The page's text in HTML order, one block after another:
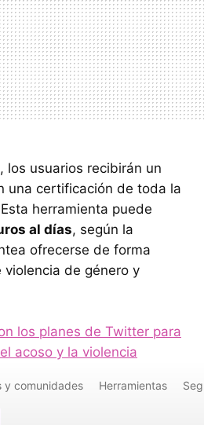
los usuarios recibirán un
una certificación de toda la
herramienta puede
al días, según la
ofrecerse de forma
de género y
los planes de Twitter para
acoso y la violencia
y comunidades Herramientas